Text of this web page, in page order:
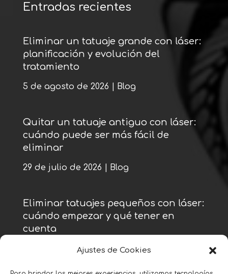
Ajustes de Cookies
Entradas recientes
Eliminar un tatuaje grande con láser:
planificación y evolución del
tratamiento
5 de agosto de 2026 Blog
Quitar un tatuaje antiguo con láser:
cuándo puede ser más fácil de
eliminar
29 de julio de 2026 Blog
Eliminar tatuajes pequeños con láser:
cuándo empezar y qué tener en
cuenta
22 de julio de 2026|Blog